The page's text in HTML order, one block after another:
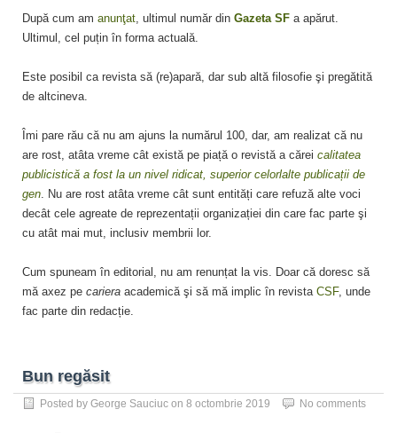
După cum am anunţat, ultimul număr din Gazeta SF a apărut.
Ultimul, cel puțin în forma actuală.
Este posibil ca revista să (re)apară, dar sub altă filosofie şi pregătită
de altcineva.
Îmi pare rău că nu am ajuns la numărul 100, dar, am realizat că nu
are rost, atâta vreme cât există pe piață o revistă a cărei calitatea
publicistică a fost la un nivel ridicat, superior celorlalte publicații de
gen. Nu are rost atâta vreme cât sunt entități care refuză alte voci
decât cele agreate de reprezentații organizației din care fac parte şi
cu atât mai mut, inclusiv membrii lor.
Cum spuneam în editorial, nu am renunțat la vis. Doar că doresc să
mă axez pe cariera academică şi să mă implic în revista CSF, unde
fac parte din redacție.
Bun regăsit
Posted by George Sauciuc on 8 octombrie 2019 No comments